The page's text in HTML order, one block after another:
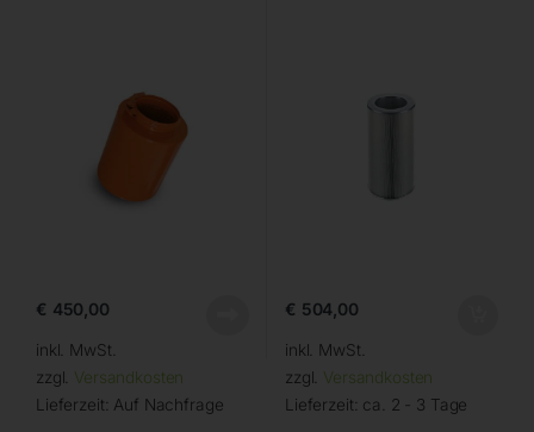
€ 450,00
inkl. MwSt.
zzgl. Versandkosten
Lieferzeit: Auf Nachfrage
€ 504,00
inkl. MwSt.
zzgl. Versandkosten
Lieferzeit: ca. 2 - 3 Tage